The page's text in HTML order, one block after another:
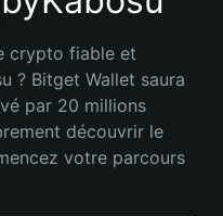
crypto fiable et
? Bitget Wallet saura
par 20 millions
découvrir le
votre parcours